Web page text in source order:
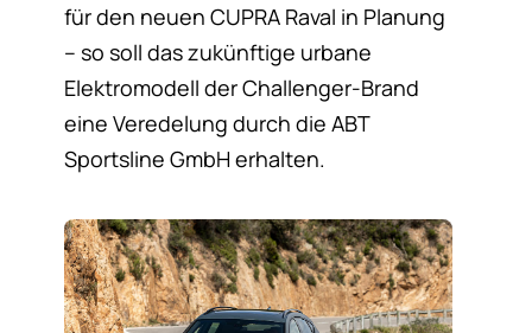
für den neuen CUPRA Raval in Planung
– so soll das zukünftige urbane
Elektromodell der Challenger-Brand
eine Veredelung durch die ABT
Sportsline GmbH erhalten.